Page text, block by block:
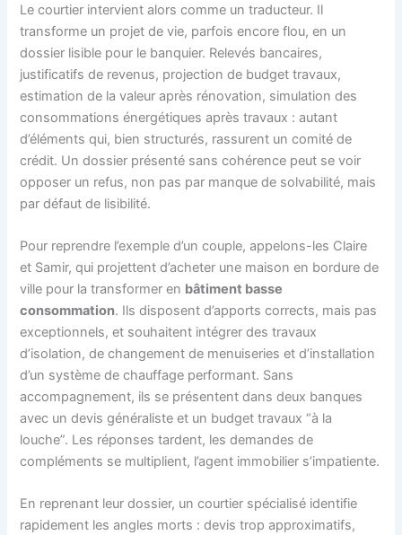
Le courtier intervient alors comme un traducteur. Il
transforme un projet de vie, parfois encore flou, en un
dossier lisible pour le banquier. Relevés bancaires,
justificatifs de revenus, projection de budget travaux,
estimation de la valeur après rénovation, simulation des
consommations énergétiques après travaux : autant
d’éléments qui, bien structurés, rassurent un comité de
crédit. Un dossier présenté sans cohérence peut se voir
opposer un refus, non pas par manque de solvabilité, mais
par défaut de lisibilité.
Pour reprendre l’exemple d’un couple, appelons-les Claire
et Samir, qui projettent d’acheter une maison en bordure de
ville pour la transformer en bâtiment basse
consommation. Ils disposent d’apports corrects, mais pas
exceptionnels, et souhaitent intégrer des travaux
d’isolation, de changement de menuiseries et d’installation
d’un système de chauffage performant. Sans
accompagnement, ils se présentent dans deux banques
avec un devis généraliste et un budget travaux “à la
louche”. Les réponses tardent, les demandes de
compléments se multiplient, l’agent immobilier s’impatiente.
En reprenant leur dossier, un courtier spécialisé identifie
rapidement les angles morts : devis trop approximatifs,